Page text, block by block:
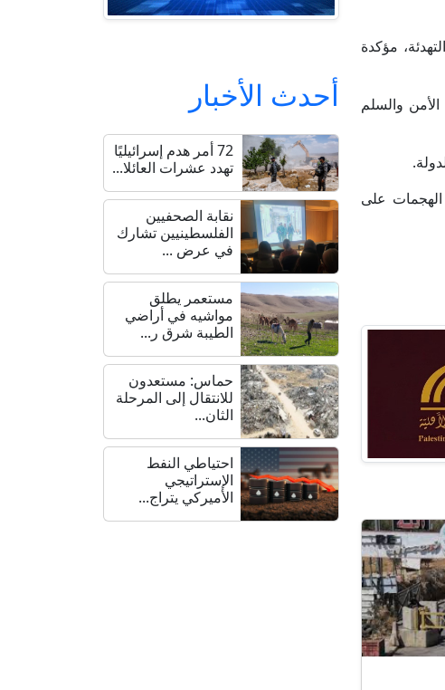
مؤكدة
والسلم
على
أحدث الأخبار
72 أمر هدم إسرائيليًا
تهدد عشرات العائلا...
نقابة الصحفيين
الفلسطينيين تشارك
في عرض ...
مستعمر يطلق
مواشيه في أراضي
الطيبة شرق ر...
حماس: مستعدون
للانتقال إلى المرحلة
الثان...
احتياطي النفط
الإستراتيجي
الأميركي يتراج...